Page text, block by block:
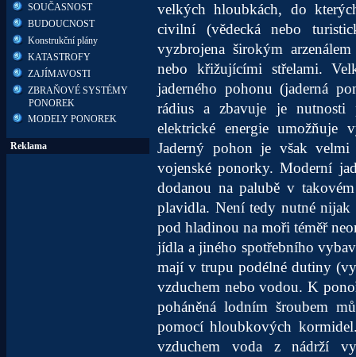
SOUČASNOST
BUDOUCNOST
Konstrukční plány
KATASTROFY
ZAJÍMAVOSTI
ZBRAŇOVÉ SYSTÉMY
PONOREK
MODELY PONOREK
Reklama
velkých hloubkách, do
civilní (vědecká nebo
vyzbrojena širokým
nebo křižujícími střelami.
jaderného pohonu (jaderná
rádius a zbavuje je nutnosti
elektrické energie umožňuje
Jaderný pohon je však
vojenské ponorky. Moderní
dodanou na palubě v
plavidla. Není tedy nutné
pod hladinou na moři téměř
jídla a jiného spotřebního
mají v trupu podélné dutiny
vzduchem nebo vodou. K
poháněná lodním šroubem
pomocí hloubkových
vzduchem voda z nádrží